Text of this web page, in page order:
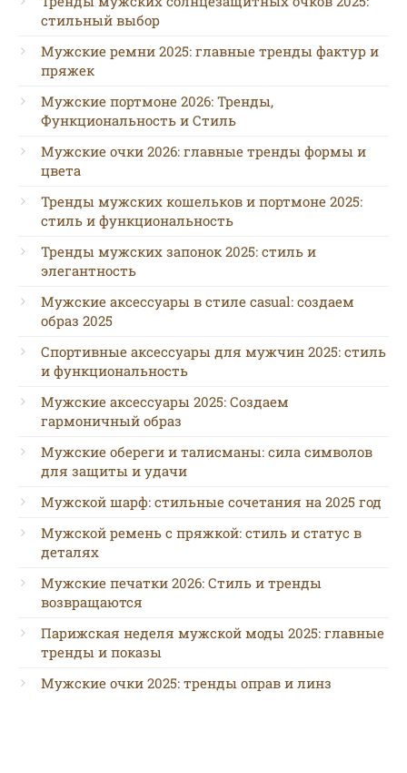
стильный выбор
Мужские ремни 2025: главные тренды фактур и
пряжек
Мужские портмоне 2026: Тренды,
Функциональность и Стиль
Мужские очки 2026: главные тренды формы и
цвета
Тренды мужских кошельков и портмоне 2025:
стиль и функциональность
Тренды мужских запонок 2025: стиль и
элегантность
Мужские аксессуары в стиле casual: создаем
образ 2025
Спортивные аксессуары для мужчин 2025: стиль
и функциональность
Мужские аксессуары 2025: Создаем
гармоничный образ
Мужские обереги и талисманы: сила символов
для защиты и удачи
Мужской шарф: стильные сочетания на 2025 год
Мужской ремень с пряжкой: стиль и статус в
деталях
Мужские печатки 2026: Стиль и тренды
возвращаются
Парижская неделя мужской моды 2025: главные
тренды и показы
Мужские очки 2025: тренды оправ и линз